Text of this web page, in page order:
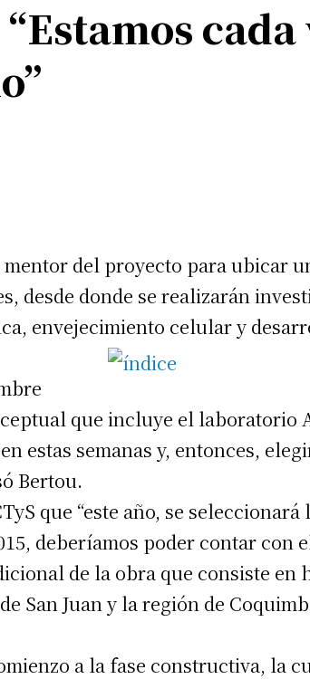
del proyecto para ubicar
desde donde se realizarán
envejecimiento celular y
que incluye el laboratorio
estas semanas y, entonces,
Bertou.
que “este año, se seleccionará
deberíamos poder contar con
de la obra que consiste en
San Juan y la región de
a la fase constructiva, la